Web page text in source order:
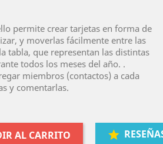
permite crear tarjetas en forma de
y moverlas fácilmente entre las
tabla, que representan las distintas
todos los meses del año. .
miembros (contactos) a cada
y comentarlas.
AL CARRITO